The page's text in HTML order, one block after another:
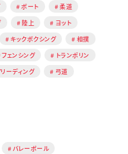
ボート
柔道
陸上
ヨット
キックボクシング
相撲
フェンシング
トランポリン
ーディング
弓道
バレーボール